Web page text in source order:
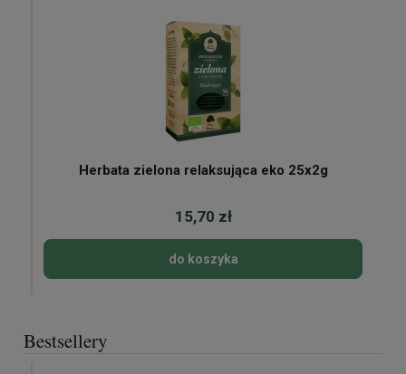
Herbata zielona relaksująca eko 25x2g
15,70 zł
do koszyka
Bestsellery